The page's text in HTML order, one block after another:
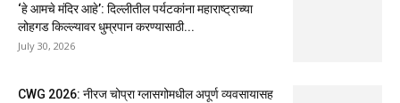
‘हे आमचे मंदिर आहे’: दिल्लीतील पर्यटकांना महाराष्ट्राच्या
लोहगड किल्ल्यावर धुम्रपान करण्यासाठी...
July 30, 2026
CWG 2026: नीरज चोप्रा ग्लासगोमधील अपूर्ण व्यवसायासह